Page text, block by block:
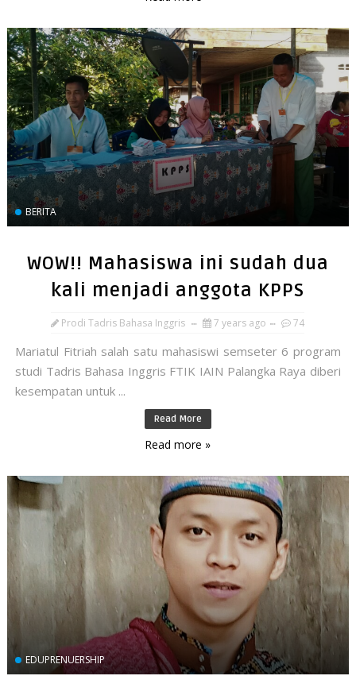
BERITA
WOW!! Mahasiswa ini sudah dua
kali menjadi anggota KPPS
Prodi Tadris Bahasa Inggris 7 years ago 74
Mariatul Fitriah salah satu mahasiswi semseter 6 program
studi Tadris Bahasa Inggris FTIK IAIN Palangka Raya diberi
kesempatan untuk ...
Read More
Read more »
EDUPRENUERSHIP